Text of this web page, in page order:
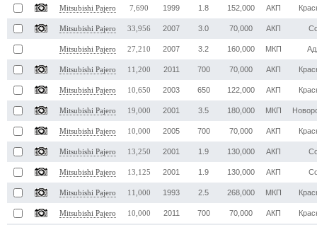
Mitsubishi Pajero 7,690 1999 1.8 152,000 АКП
Mitsubishi Pajero 33,956 2007 3.0 70,000 АКП
Mitsubishi Pajero 27,210 2007 3.2 160,000 МКП
Mitsubishi Pajero 11,200 2011 700 70,000 АКП
Mitsubishi Pajero 10,650 2003 650 122,000 АКП
Mitsubishi Pajero 19,000 2001 3.5 180,000 МКП
Mitsubishi Pajero 10,000 2005 700 70,000 АКП
Mitsubishi Pajero 13,250 2001 1.9 130,000 АКП
Mitsubishi Pajero 13,125 2001 1.9 130,000 АКП
Mitsubishi Pajero 11,000 1993 2.5 268,000 МКП
Mitsubishi Pajero 10,000 2011 700 70,000 АКП